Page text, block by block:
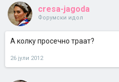
cresa-jagoda
Форумски идол
А колку просечно траат?
26 јули 2012